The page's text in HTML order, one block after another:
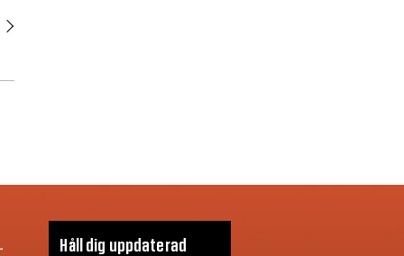
Håll dig uppdaterad